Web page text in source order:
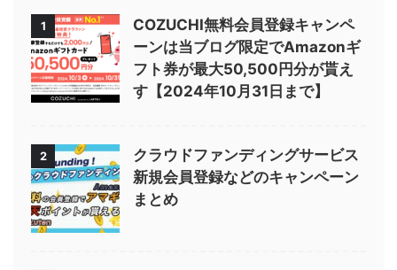
1
COZUCHI無料会員登録キャンペ
ーンは当ブログ限定でAmazonギ
フト券が最大50,500円分が貰え
す【2024年10月31日まで】
2
クラウドファンディングサービス
新規会員登録などのキャンペーン
まとめ